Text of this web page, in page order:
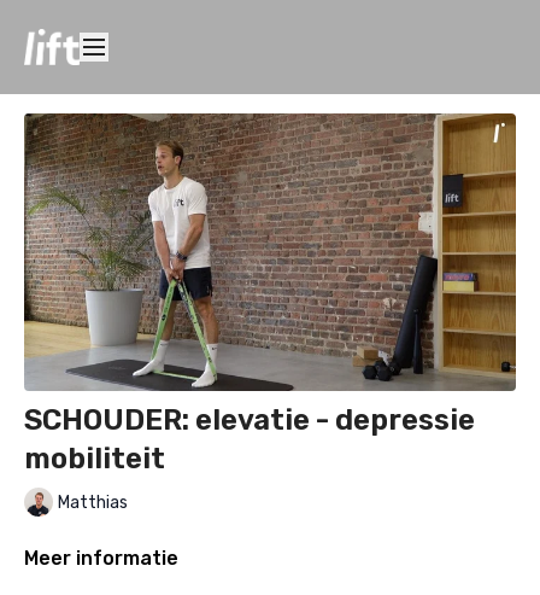
SCHOUDER: elevatie - depressie
mobiliteit
Matthias
Meer informatie